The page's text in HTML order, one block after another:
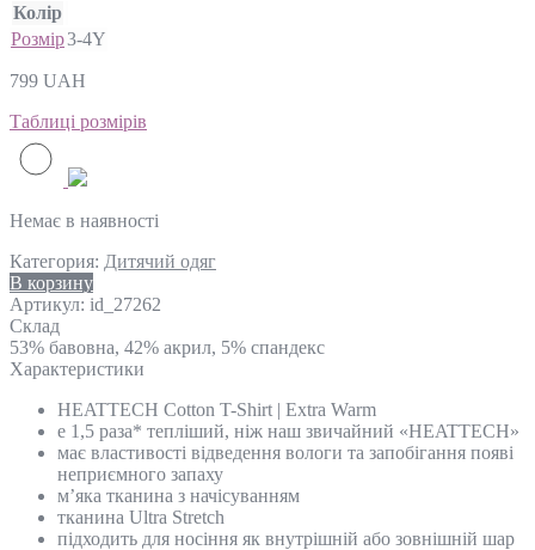
Колір
Розмір3-4Y
799 UAH
Таблиці розмірів
Немає в наявності
Категория: Дитячий одяг
В корзину
Артикул: id_27262
Склад
53% бавовна, 42% акрил, 5% спандекс
Характеристики
HEATTECH Cotton T-Shirt | Extra Warm
e 1,5 раза* тепліший, ніж наш звичайний «HEATTECH»
має властивості відведення вологи та запобігання появі
неприємного запаху
м’яка тканина з начісуванням
тканина Ultra Stretch
підходить для носіння як внутрішній або зовнішній шар